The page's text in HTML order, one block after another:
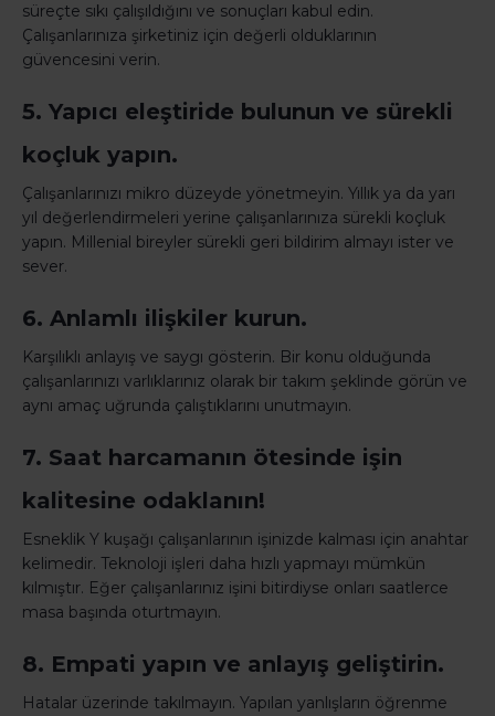
süreçte sıkı çalışıldığını ve sonuçları kabul edin.
Çalışanlarınıza şirketiniz için değerli olduklarının
güvencesini verin.
5. Yapıcı eleştiride bulunun ve sürekli
koçluk yapın.
Çalışanlarınızı mikro düzeyde yönetmeyin. Yıllık ya da yarı
yıl değerlendirmeleri yerine çalışanlarınıza sürekli koçluk
yapın. Millenial bireyler sürekli geri bildirim almayı ister ve
sever.
6. Anlamlı ilişkiler kurun.
Karşılıklı anlayış ve saygı gösterin. Bir konu olduğunda
çalışanlarınızı varlıklarınız olarak bir takım şeklinde görün ve
aynı amaç uğrunda çalıştıklarını unutmayın.
7. Saat harcamanın ötesinde işin
kalitesine odaklanın!
Esneklik Y kuşağı çalışanlarının işinizde kalması için anahtar
kelimedir. Teknoloji işleri daha hızlı yapmayı mümkün
kılmıştır. Eğer çalışanlarınız işini bitirdiyse onları saatlerce
masa başında oturtmayın.
8. Empati yapın ve anlayış geliştirin.
Hatalar üzerinde takılmayın. Yapılan yanlışların öğrenme